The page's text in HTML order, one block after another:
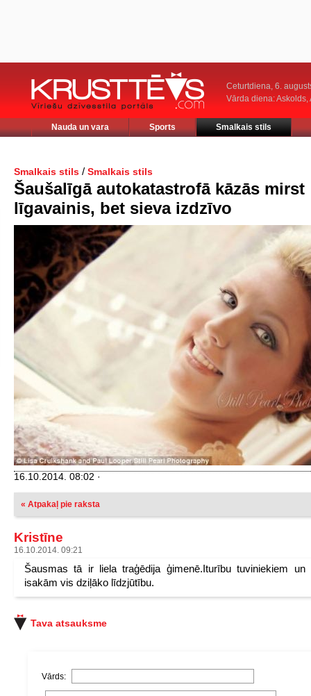
Ceturtdiena, 6.
Vārda diena: Askolds,
Nauda un vara Sports Smalkais stils
Smalkais stils / Smalkais stils
Šaušalīgā autokatastrofā kāzās mirst
līgavainis, bet sieva izdzīvo
16.10.2014. 08:02 ·
« Atpakaļ pie raksta
Kristīne
16.10.2014. 09:21
Šausmas tā ir liela traģēdija ģimenē.Iturību tuviniekiem un
isakām vis dziļāko līdzjūtību.
Tava atsauksme
Vārds: